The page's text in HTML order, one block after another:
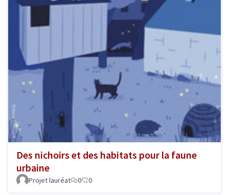
Des nichoirs et des habitats pour la faune
urbaine
Projet lauréat 0 0